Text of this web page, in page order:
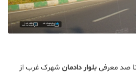
صد معرفیبلوار دادمانشهرک غرب از